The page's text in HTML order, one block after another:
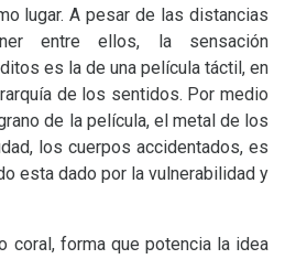
lugar. A pesar de las distancias
entre ellos, la sensación
es la de una película táctil, en
de los sentidos. Por medio
de la película, el metal de los
los cuerpos accidentados, es
esta dado por la vulnerabilidad y
coral, forma que potencia la idea